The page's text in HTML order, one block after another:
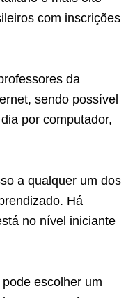
com inscrições
da
sendo possível
por computador,
a qualquer um dos
Há
no nível iniciante
escolher um